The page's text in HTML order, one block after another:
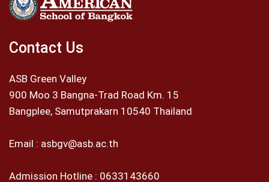
Contact Us
ASB Green Valley
900 Moo 3 Bangna-Trad Road Km. 15
Bangplee, Samutprakarn 10540 Thailand
Email : asbgv@asb.ac.th
Admission Hotline : 0633143660